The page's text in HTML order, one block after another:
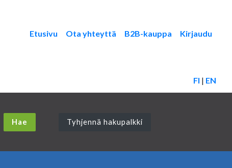
Etusivu Ota yhteyttä B2B-kauppa Kirjaudu
FI | EN
Tyhjennä hakupalkki